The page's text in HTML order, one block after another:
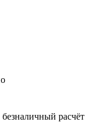
расчёт